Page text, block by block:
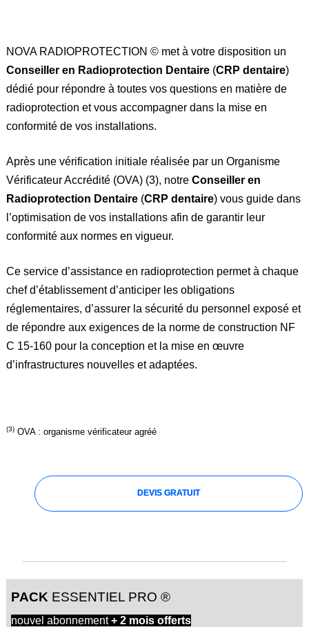
NOVA RADIOPROTECTION © met à votre disposition un
Conseiller en Radioprotection Dentaire(CRP dentaire)
dédié pour répondre à toutes vos questions en matière de
radioprotection et vous accompagner dans la mise en
conformité de vos installations.
Après une vérification initiale réalisée par un Organisme
Vérificateur Accrédité (OVA) (3), notre Conseiller en
Radioprotection Dentaire(CRP dentaire)vous guide dans
l’optimisation de vos installations afin de garantir leur
conformité aux normes en vigueur.
Ce service d’assistance en radioprotection permet à chaque
chef d’établissement d’anticiper les obligations
réglementaires, d’assurer la sécurité du personnel exposé et
de répondre aux exigences de la norme de construction NF
C 15-160 pour la conception et la mise en œuvre
d’infrastructures nouvelles et adaptées.
(3)OVA : organisme vérificateur agréé
DEVIS GRATUIT
PACK ESSENTIEL PRO ®
nouvel abonnement+ 2 mois offerts